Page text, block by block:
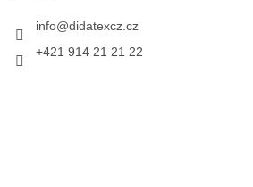
info@didatexcz.cz
+421 914 21 21 22